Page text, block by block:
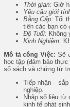
Thời gian: Giờ
Yêu cầu giới
Bằng Cấp: Tối
tiên các bạn có
Độ Tuổi: Không
Kinh Nghiệm:
Mô tả công Việc: Sẽ
học tập (đảm bảo
sổ sách và chứng từ
Tiếp nhận –
nghiệp.
Nhập số liệu từ
kinh tế phát